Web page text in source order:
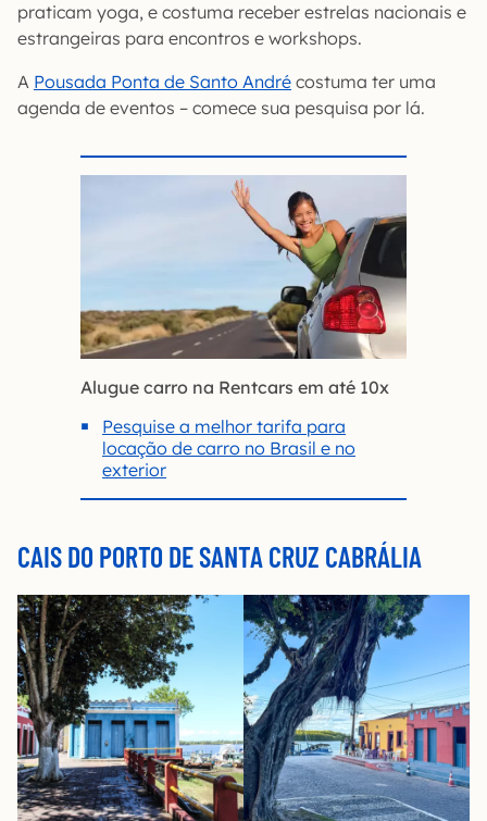
praticam yoga, e costuma receber estrelas nacionais e
estrangeiras para encontros e workshops.
A Pousada Ponta de Santo André costuma ter uma
agenda de eventos – comece sua pesquisa por lá.
Alugue carro na Rentcars em até 10x
Pesquise a melhor tarifa para
locação de carro no Brasil e no
exterior
CAIS DO PORTO DE SANTA CRUZ CABRÁLIA